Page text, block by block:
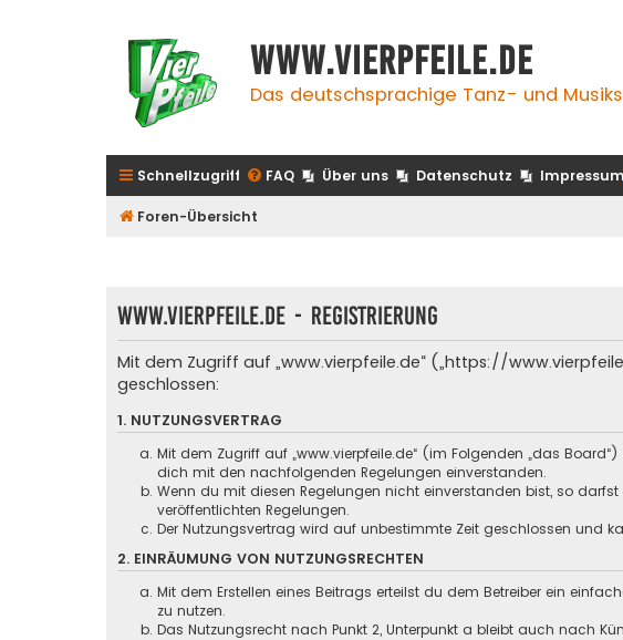
www.vierpfeile.de
Das deutschsprachige Tanz- und
Schnellzugriff FAQ Über uns Datenschutz Impressum
Foren-Übersicht
www.vierpfeile.de - Registrierung
Mit dem Zugriff auf „www.vierpfeile.de“ („https://
geschlossen:
1. NUTZUNGSVERTRAG
Mit dem Zugriff auf „www.vierpfeile.de“ (im Folgenden „das
dich mit den nachfolgenden Regelungen einverstanden.
Wenn du mit diesen Regelungen nicht einverstanden bist, so
veröffentlichten Regelungen.
Der Nutzungsvertrag wird auf unbestimmte Zeit geschlossen und
2. EINRÄUMUNG VON NUTZUNGSRECHTEN
Mit dem Erstellen eines Beitrags erteilst du dem Betreiber ein
zu nutzen.
Das Nutzungsrecht nach Punkt 2, Unterpunkt a bleibt auch nach